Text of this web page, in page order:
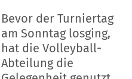
Bevor der Turniertag
am Sonntag losging,
hat die Volleyball-
Abteilung die